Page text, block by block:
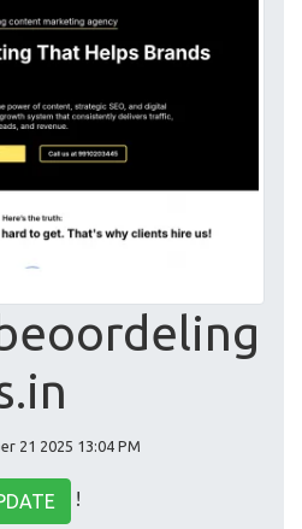
21 2025 13:04 PM
!